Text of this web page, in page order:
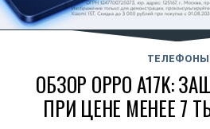
ТЕЛЕФОНЫ
ОБЗОР OPPO A17K:
ПРИ ЦЕНЕ МЕНЕЕ 7